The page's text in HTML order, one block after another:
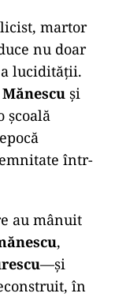
martor
nu doar
a lucidității.
și
școală
într-
au mânuit
,
—și
în